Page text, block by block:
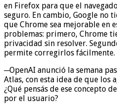
en Firefox para que el
seguro. En cambio, Google no
que Chrome sea mejorable en
problemas: primero, Chrome
privacidad sin resolver.
permite corregirlos fácilmente.
─OpenAI anunció la semana
Atlas, con esta idea de que los
¿Qué pensás de ese concepto
por el usuario?